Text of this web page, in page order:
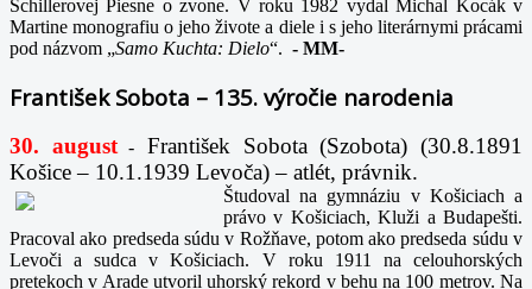
Schillerovej Piesne o zvone. V roku 1982 vydal Michal Kocák v
Martine monografiu o jeho živote a diele i s jeho literárnymi prácami
pod názvom „Samo Kuchta: Dielo“. - MM-
František Sobota – 135. výročie narodenia
30. august-
František Sobota (Szobota) (30.8.1891
Košice – 10.1.1939 Levoča) – atlét, právnik.
Študoval na gymnáziu v Košiciach a
právo v Košiciach, Kluži a Budapešti.
Pracoval ako predseda súdu v Rožňave, potom ako predseda súdu v
Levoči a sudca v Košiciach. V roku 1911 na celouhorských
pretekoch v Arade utvoril uhorský rekord v behu na 100 metrov. Na